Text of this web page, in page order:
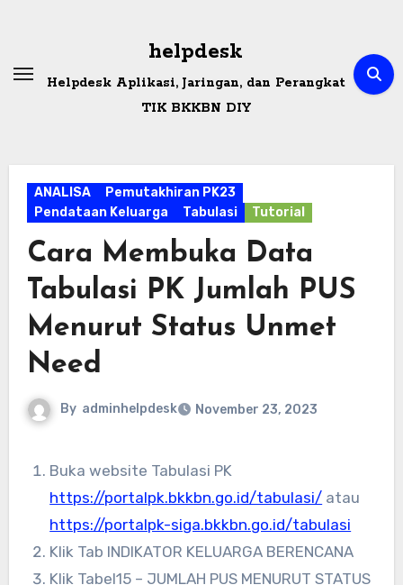
helpdesk
Helpdesk Aplikasi, Jaringan, dan Perangkat
TIK BKKBN DIY
ANALISA
Pemutakhiran PK23
Pendataan Keluarga
Tabulasi Tutorial
Cara Membuka Data
Tabulasi PK Jumlah PUS
Menurut Status Unmet
Need
By adminhelpdesk November 23, 2023
Buka website Tabulasi PK
https://portalpk.bkkbn.go.id/tabulasi/ atau
https://portalpk-siga.bkkbn.go.id/tabulasi
Klik Tab INDIKATOR KELUARGA BERENCANA
Klik Tabel15 – JUMLAH PUS MENURUT STATUS